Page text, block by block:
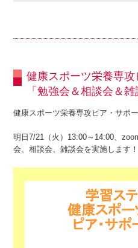
健康スポーツ栄養専
「勉強会＆相談会＆
健康スポーツ栄養専攻ピア・サポー
明日7/21（火）13:00～14:00、
会、相談会、雑談会を実施します！